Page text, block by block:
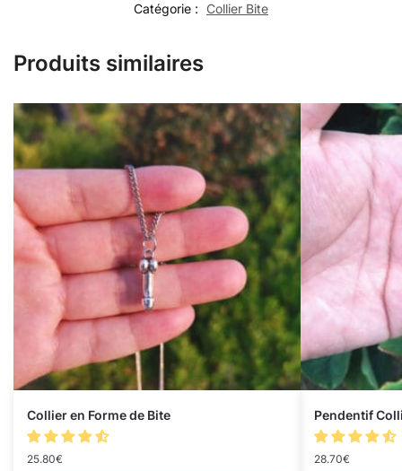
Catégorie :
Collier Bite
Produits similaires
Collier en Forme de Bite
25.80€
Pendentif
28.70€